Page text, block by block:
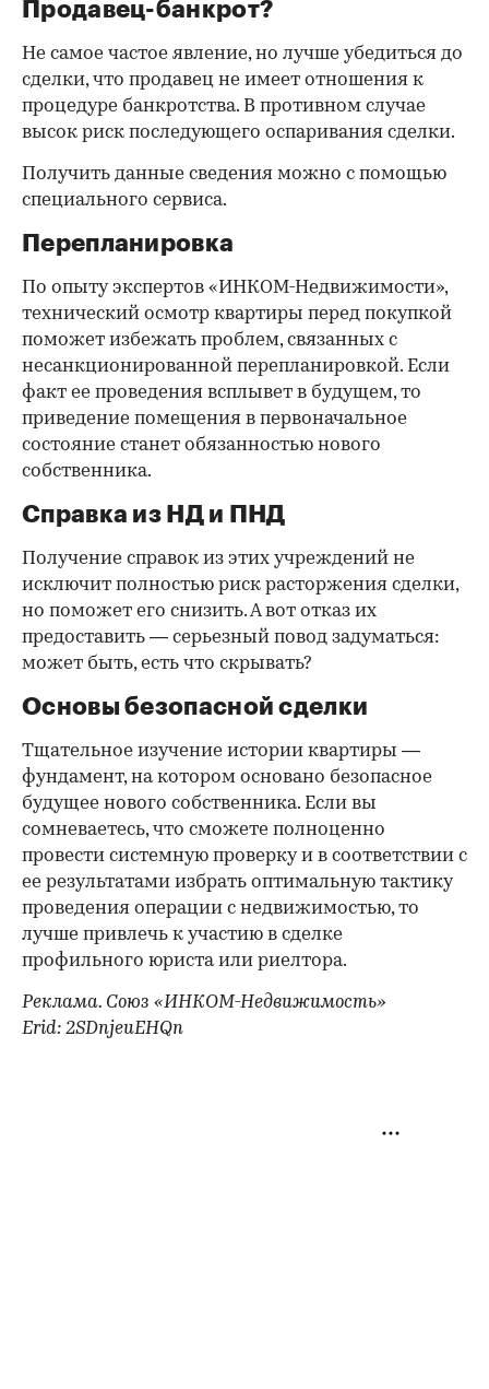
Продавец-банкрот?
Не самое частое явление, но лучше убедиться до
сделки, что продавец не имеет отношения к
процедуре банкротства. В противном случае
высок риск последующего оспаривания сделки.
Получить данные сведения можно с помощью
специального сервиса.
Перепланировка
По опыту экспертов «ИНКОМ-Недвижимости»,
технический осмотр квартиры перед покупкой
поможет избежать проблем, связанных с
несанкционированной перепланировкой. Если
факт ее проведения всплывет в будущем, то
приведение помещения в первоначальное
состояние станет обязанностью нового
собственника.
Справка из НД и ПНД
Получение справок из этих учреждений не
исключит полностью риск расторжения сделки,
но поможет его снизить. А вот отказ их
предоставить — серьезный повод задуматься:
может быть, есть что скрывать?
Основы безопасной сделки
Тщательное изучение истории квартиры —
фундамент, на котором основано безопасное
будущее нового собственника. Если вы
сомневаетесь, что сможете полноценно
провести системную проверку и в соответствии с
ее результатами избрать оптимальную тактику
проведения операции с недвижимостью, то
лучше привлечь к участию в сделке
профильного юриста или риелтора.
Реклама. Союз «ИНКОМ-Недвижимость»
Erid: 2SDnjeuEHQn